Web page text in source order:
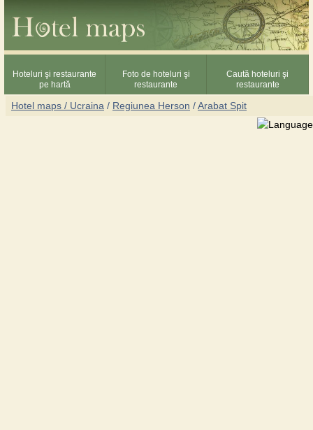
Hoteluri şi restaurante
pe hartă
Foto de hoteluri şi
restaurante
Caută hoteluri şi
restaurante
Hotel maps / Ucraina / Regiunea Herson /Arabat Spit